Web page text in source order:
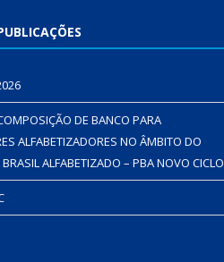
DE BANCO PARA
ALFABETIZADORES NO ÂMBITO DO
ALFABETIZADO – PBA NOVO CICLO